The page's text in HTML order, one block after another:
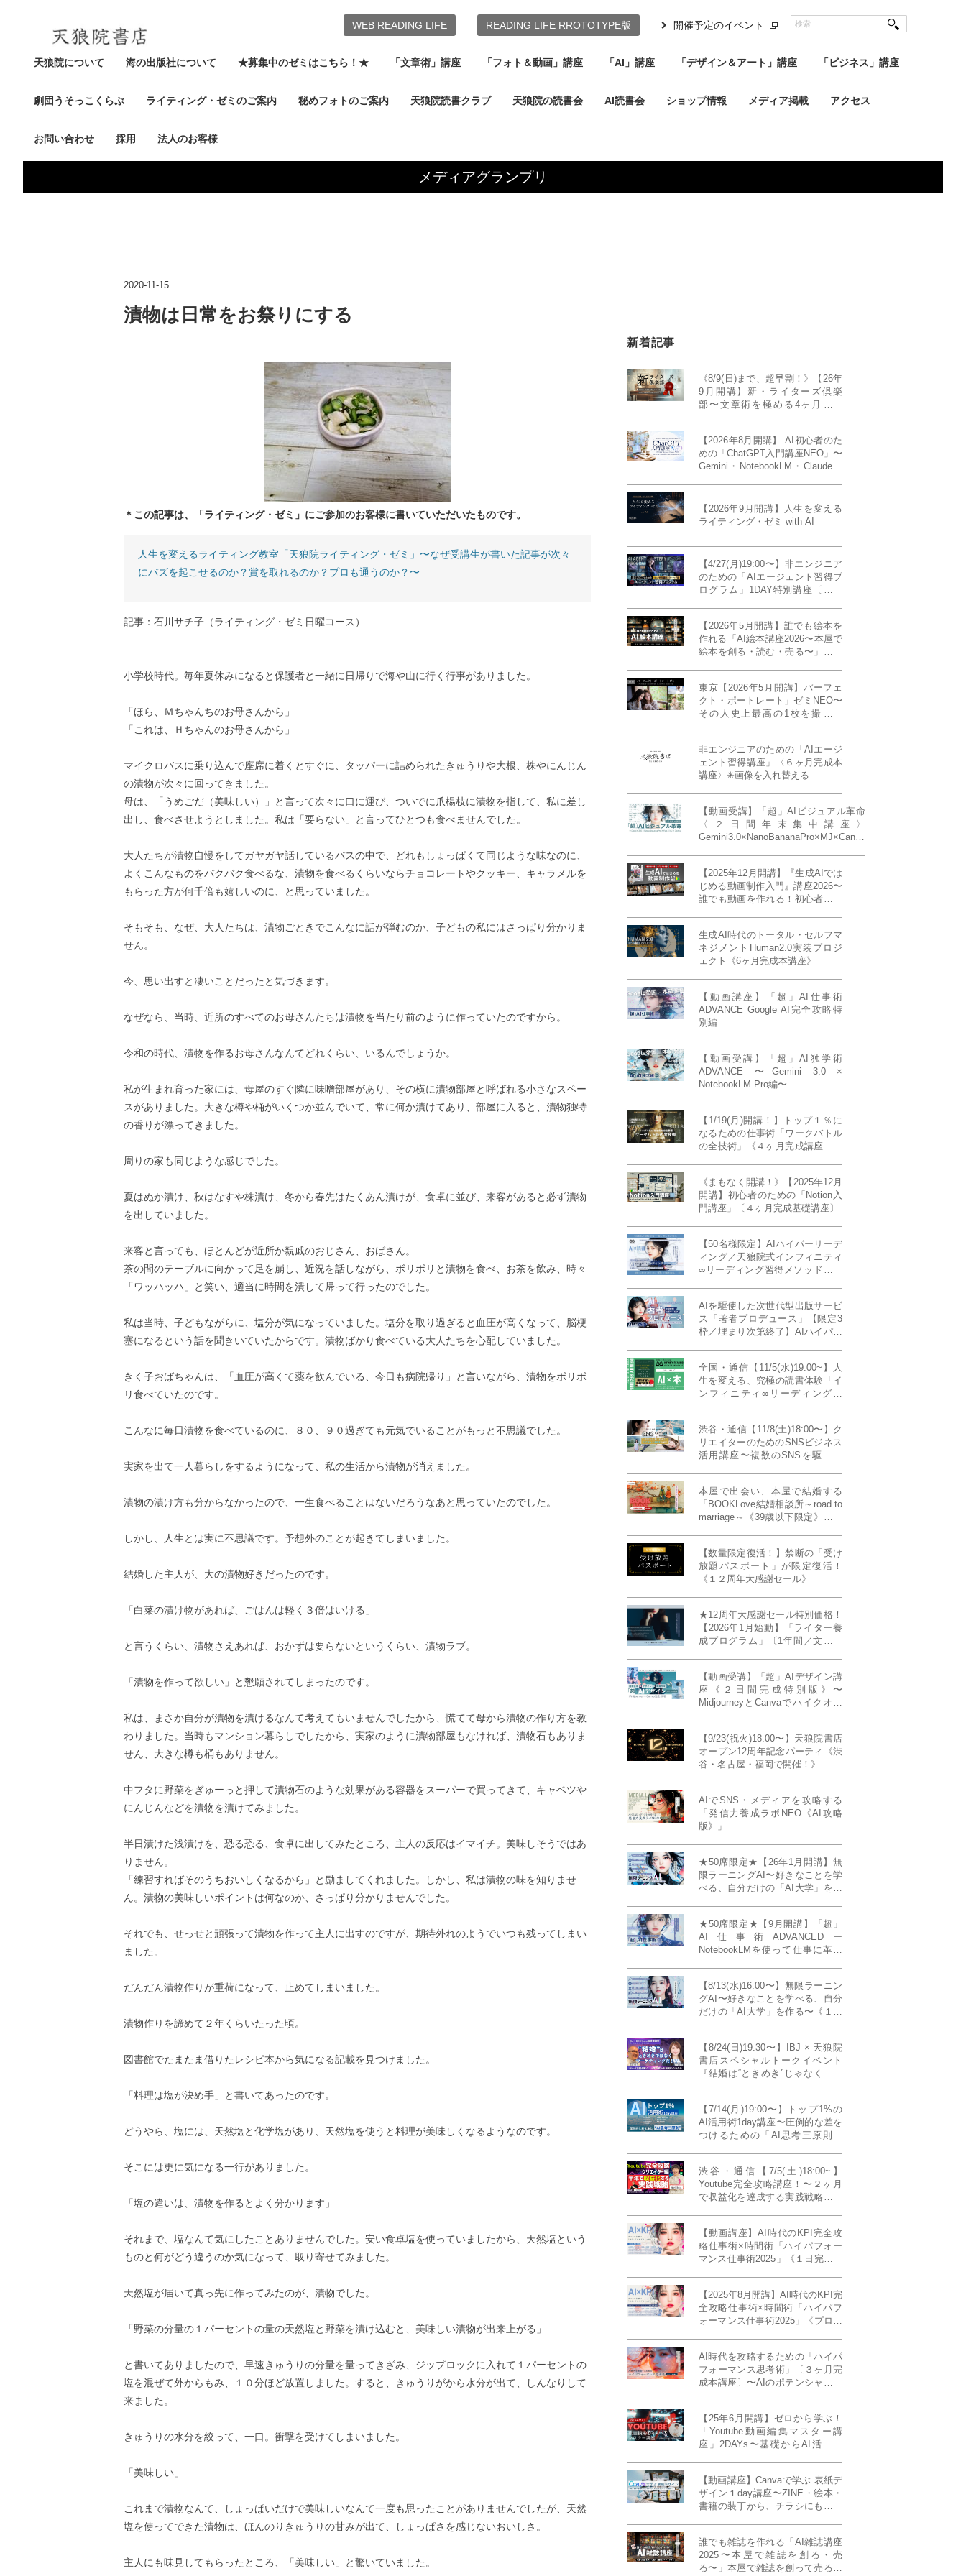
天狼院について 海の出版社について ★募集中のゼミはこちら！★ 「文章術」講座 「フォト＆動画」講座 「AI」講座 「デザイン＆アート」講座 「ビジネス」講座
劇団うそっこくらぶ ライティング・ゼミのご案内 秘めフォトのご案内 天狼院読書クラブ 天狼院の読書会 AI読書会 ショップ情報 メディア掲載 アクセス
お問い合わせ 採用 法人のお客様
WEB READING LIFE READING LIFE RROTOTYPE版 開催予定のイベント
メディアグランプリ
2020-11-15
漬物は日常をお祭りにする
＊この記事は、「ライティング・ゼミ」にご参加のお客様に書いていただいたものです。
人生を変えるライティング教室「天狼院ライティング・ゼミ」〜なぜ受講生が書いた記事が次々
にバズを起こせるのか？賞を取れるのか？プロも通うのか？〜
記事：石川サチ子（ライティング・ゼミ日曜コース）
小学校時代。毎年夏休みになると保護者と一緒に日帰りで海や山に行く行事がありました。
「ほら、Ｍちゃんちのお母さんから」
「これは、Ｈちゃんのお母さんから」
マイクロバスに乗り込んで座席に着くとすぐに、タッパーに詰められたきゅうりや大根、株やにんじん
の漬物が次々に回ってきました。
母は、「うめごだ（美味しい）」と言って次々に口に運び、ついでに爪楊枝に漬物を指して、私に差し
出し、食べさせようとしました。私は「要らない」と言ってひとつも食べませんでした。
大人たちが漬物自慢をしてガヤガヤ話しているバスの中で、どれもしょっぱくて同じような味なのに、
よくこんなものをバクバク食べるな、漬物を食べるくらいならチョコレートやクッキー、キャラメルを
もらった方が何千倍も嬉しいのに、と思っていました。
そもそも、なぜ、大人たちは、漬物ごときでこんなに話が弾むのか、子どもの私にはさっぱり分かりま
せん。
今、思い出すと凄いことだったと気づきます。
なぜなら、当時、近所のすべてのお母さんたちは漬物を当たり前のように作っていたのですから。
令和の時代、漬物を作るお母さんなんてどれくらい、いるんでしょうか。
私が生まれ育った家には、母屋のすぐ隣に味噌部屋があり、その横に漬物部屋と呼ばれる小さなスペー
スがありました。大きな樽や桶がいくつか並んでいて、常に何か漬けてあり、部屋に入ると、漬物独特
の香りが漂ってきました。
周りの家も同じような感じでした。
夏はぬか漬け、秋はなすや株漬け、冬から春先はたくあん漬けが、食卓に並び、来客があると必ず漬物
を出していました。
来客と言っても、ほとんどが近所か親戚のおじさん、おばさん。
茶の間のテーブルに向かって足を崩し、近況を話しながら、ボリボリと漬物を食べ、お茶を飲み、時々
「ワッハッハ」と笑い、適当に時間を潰して帰って行ったのでした。
私は当時、子どもながらに、塩分が気になっていました。塩分を取り過ぎると血圧が高くなって、脳梗
塞になるという話を聞きいていたからです。漬物ばかり食べている大人たちを心配していました。
きく子おばちゃんは、「血圧が高くて薬を飲んでいる、今日も病院帰り」と言いながら、漬物をボリボ
リ食べていたのです。
こんなに毎日漬物を食べているのに、８０、９０過ぎても元気でいることがもっと不思議でした。
実家を出て一人暮らしをするようになって、私の生活から漬物が消えました。
漬物の漬け方も分からなかったので、一生食べることはないだろうなあと思っていたのでした。
しかし、人生とは実に不思議です。予想外のことが起きてしまいました。
結婚した主人が、大の漬物好きだったのです。
「白菜の漬け物があれば、ごはんは軽く３倍はいける」
と言うくらい、漬物さえあれば、おかずは要らないというくらい、漬物ラブ。
「漬物を作って欲しい」と懇願されてしまったのです。
私は、まさか自分が漬物を漬けるなんて考えてもいませんでしたから、慌てて母から漬物の作り方を教
わりました。当時もマンション暮らしでしたから、実家のように漬物部屋もなければ、漬物石もありま
せん、大きな樽も桶もありません。
中フタに野菜をぎゅーっと押して漬物石のような効果がある容器をスーパーで買ってきて、キャベツや
にんじんなどを漬物を漬けてみました。
半日漬けた浅漬けを、恐る恐る、食卓に出してみたところ、主人の反応はイマイチ。美味しそうではあ
りません。
「練習すればそのうちおいしくなるから」と励ましてくれました。しかし、私は漬物の味を知りませ
ん。漬物の美味しいポイントは何なのか、さっぱり分かりませんでした。
それでも、せっせと頑張って漬物を作って主人に出すのですが、期待外れのようでいつも残ってしまい
ました。
だんだん漬物作りが重荷になって、止めてしまいました。
漬物作りを諦めて２年くらいたった頃。
図書館でたまたま借りたレシピ本から気になる記載を見つけました。
「料理は塩が決め手」と書いてあったのです。
どうやら、塩には、天然塩と化学塩があり、天然塩を使うと料理が美味しくなるようなのです。
そこには更に気になる一行がありました。
「塩の違いは、漬物を作るとよく分かります」
それまで、塩なんて気にしたことありませんでした。安い食卓塩を使っていましたから、天然塩という
ものと何がどう違うのか気になって、取り寄せてみました。
天然塩が届いて真っ先に作ってみたのが、漬物でした。
「野菜の分量の１パーセントの量の天然塩と野菜を漬け込むと、美味しい漬物が出来上がる」
と書いてありましたので、早速きゅうりの分量を量ってきざみ、ジップロックに入れて１パーセントの
塩を混ぜて外からもみ、１０分ほど放置しました。すると、きゅうりがから水分が出て、しんなりして
来ました。
きゅうりの水分を絞って、一口。衝撃を受けてしまいました。
「美味しい」
これまで漬物なんて、しょっぱいだけで美味しいなんて一度も思ったことがありませんでしたが、天然
塩を使ってできた漬物は、ほんのりきゅうりの甘みが出て、しょっぱさを感じないおいしさ。
主人にも味見してもらったところ、「美味しい」と驚いていました。
新着記事
《8/9(日)まで、超早割！》【26年
9月開講】新・ライターズ倶楽
部〜文章術を極める4ヶ月講義
【2026年8月開講】 AI初心者のた
めの「ChatGPT入門講座NEO」〜
Gemini・NotebookLM・Claudeま
座〕
【2026年9月開講】人生を変える
ライティング・ゼミ with AI
【4/27(月)19:00〜】非エンジニア
のための「AIエージェント習得プ
ログラム」1DAY特別講座〔パワ
【2026年5月開講】誰でも絵本を
作れる「AI絵本講座2026〜本屋で
絵本を創る・読む・売る〜」イン
20名限定》
東京【2026年5月開講】パーフェ
クト・ポートレート」ゼミNEO〜
その人史上最高の1枚を撮る！
催）」《初参加大歓迎／12名限
定》
非エンジニアのための「AIエージ
ェント習得講座」〈６ヶ月完成本
講座〉✳︎画像を入れ替える
【動画受講】「超」AIビジュアル革命
〈２日間年末集中講座〉
Gemini3.0×NanoBananaPro×MJ×Canva
【2025年12月開講】『生成AIでは
じめる動画制作入門』講座2026〜
誰でも動画を作れる！初心者から
生成AI時代のトータル・セルフマ
ネジメントHuman2.0実装プロジ
ェクト《6ヶ月完成本講座》
【動画講座】「超」AI仕事術
ADVANCE Google AI完全攻略特
別編
【動画受講】「超」AI独学術
ADVANCE 〜Gemini 3.0 ×
NotebookLM Pro編〜
【1/19(月)開講！】トップ１％に
なるための仕事術「ワークバトル
の全技術」《４ヶ月完成講座》ー
《まもなく開講！》【2025年12月
開講】初心者のための「Notion入
門講座」〔４ヶ月完成基礎講座〕
【50名様限定】AIハイパーリーデ
ィング／天狼院式インフィニティ
∞リーディング習得メソッド《４
AIを駆使した次世代型出版サービ
ス「著者プロデュース」【限定3
枠／埋まり次第終了】AIハイパー
全国・通信【11/5(水)19:00~】人
生を変える、究極の読書体験「イ
ンフィニティ∞リーディング／
MILLENNIUM THINKING アメリ
カ最高峰大学の人気講義』
渋谷・通信【11/8(土)18:00〜】ク
リエイターのためのSNSビジネス
活用講座〜複数のSNSを駆使し
成ラボPresents》
本屋で出会い、本屋で結婚する
「BOOKLove結婚相談所～road to
marriage～《39歳以下限定》」全
【数量限定復活！】禁断の「受け
放題パスポート」が限定復活！
《１２周年大感謝セール》
★12周年大感謝セール特別価格！
【2026年1月始動】「ライター養
成プログラム」〔1年間／文章講
ー”へ、全国どこからでも。〜《全
店舗リアルタイム参加OK／録画
視聴対応／限定4席》
【動画受講】「超」AIデザイン講
座《２日間完成特別版》〜
MidjourneyとCanvaでハイクオリ
【9/23(祝火)18:00〜】天狼院書店
オープン12周年記念パーティ《渋
谷・名古屋・福岡で開催！》
AIでSNS・メディアを攻略する
「発信力養成ラボNEO《AI攻略
版》」
★50席限定★【26年1月開講】無
限ラーニングAI〜好きなことを学
べる、自分だけの「AI大学」を作
★50席限定★【9月開講】「超」
AI仕事術ADVANCEDー
NotebookLMを使って仕事に革命
【8/13(水)16:00〜】無限ラーニン
グAI〜好きなことを学べる、自分
だけの「AI大学」を作る〜《１日
【8/24(日)19:30〜】IBJ × 天狼院
書店スペシャルトークイベント
『結婚は“ときめき”じゃなくて、
のカタチ〜《BOOKLove結婚相談
所presents》
【7/14(月)19:00〜】トップ1%の
AI活用術1day講座〜圧倒的な差を
つけるための「AI思考三原則」
渋谷・通信【7/5(土)18:00~】
Youtube完全攻略講座！〜２ヶ月
で収益化を達成する実践戦略！ゲ
発信力養成ラボNEO》
【動画講座】AI時代のKPI完全攻
略仕事術×時間術「ハイパフォー
マンス仕事術2025」《１日完成特
【2025年8月開講】AI時代のKPI完
全攻略仕事術×時間術「ハイパフ
ォーマンス仕事術2025」《プロフ
AI時代を攻略するための「ハイパ
フォーマンス思考術」〔３ヶ月完
成本講座〕〜AIのポテンシャルを
【25年6月開講】ゼロから学ぶ！
「Youtube動画編集マスター講
座」2DAYs〜基礎からAI活用ま
【動画講座】Canvaで学ぶ 表紙デ
ザイン１day講座〜ZINE・絵本・
書籍の装丁から、チラシにも活か
誰でも雑誌を作れる「AI雑誌講座
2025〜本屋で雑誌を創る・売
る〜」本屋で雑誌を創って売る！